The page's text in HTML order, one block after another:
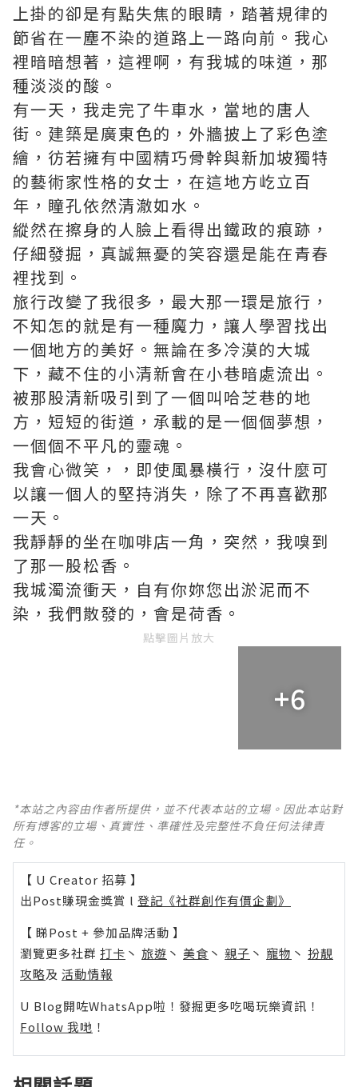
上掛的卻是有點失焦的眼睛，踏著規律的
節省在一塵不染的道路上一路向前。我心
裡暗暗想著，這裡啊，有我城的味道，那
種淡淡的酸。
有一天，我走完了牛車水，當地的唐人
街。建築是廣東色的，外牆披上了彩色塗
繪，彷若擁有中國精巧骨幹與新加坡獨特
的藝術家性格的女士，在這地方屹立百
年，瞳孔依然清澈如水。
縱然在擦身的人臉上看得出鐵政的痕跡，
仔細發掘，真誠無憂的笑容還是能在青春
裡找到。
旅行改變了我很多，最大那一環是旅行，
不知怎的就是有一種魔力，讓人學習找出
一個地方的美好。無論在多冷漠的大城
下，藏不住的小清新會在小巷暗處流出。
被那股清新吸引到了一個叫哈芝巷的地
方，短短的街道，承載的是一個個夢想，
一個個不平凡的靈魂。
我會心微笑，，即使風暴橫行，沒什麼可
以讓一個人的堅持消失，除了不再喜歡那
一天。
我靜靜的坐在咖啡店一角，突然，我嗅到
了那一股松香。
我城濁流衝天，自有你妳您出淤泥而不
染，我們散發的，會是荷香。
點擊圖片放大
+6
*本站之內容由作者所提供，並不代表本站的立場。因此本站對
所有博客的立場、真實性、準確性及完整性不負任何法律責
任。
【 U Creator 招募 】
出Post賺現金獎賞 l 登記《社群創作有價企劃》
【 睇Post + 參加品牌活動 】
瀏覽更多社群 打卡 丶 旅遊 丶 美食 丶 親子 丶 寵物 丶 扮靚
攻略及 活動情報
U Blog開咗WhatsApp啦！發掘更多吃喝玩樂資訊！
Follow 我哋 ！